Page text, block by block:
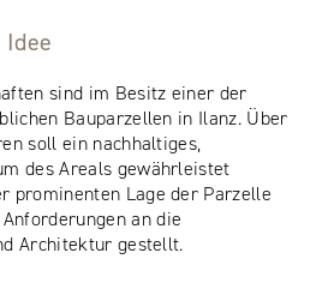
sind im Besitz einer der
Bauparzellen in Ilanz. Über
soll ein nachhaltiges,
des Areals gewährleistet
prominenten Lage der Parzelle
an die
Architektur gestellt.